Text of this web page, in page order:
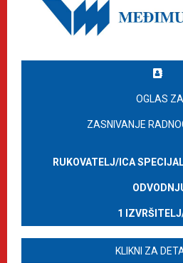
OGLAS ZA
ZASNIVANJE
RUKOVATELJ/ICA
1
KLIKNI ZA